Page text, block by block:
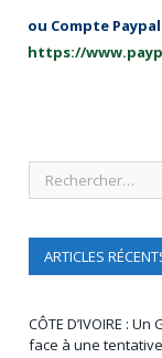
ou Compte Paypal
https://
ARTICLES
CÔTE D’IVOIRE :
face à une